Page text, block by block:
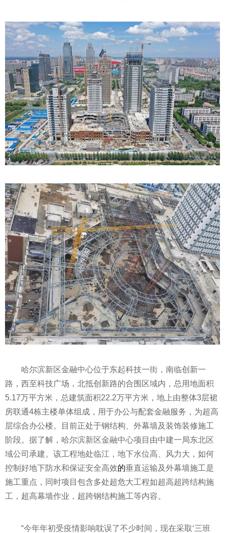
哈尔滨新区金融中心位于东起科技一街，南临创新一
路，西至科技广场，北抵创新路的合围区域内，总用地面积
5.17万平方米，总建筑面积22.2万平方米，地上由整体3层裙
房联通4栋主楼单体组成，用于办公与配套金融服务，为超高
层综合办公楼。目前正处于钢结构、外幕墙及装饰装修施工
阶段。据了解，哈尔滨新区金融中心项目由中建一局东北区
域公司承建。该工程地处临江，地下水位高、风力大，如何
控制好地下防水和保证安全高效的垂直运输及外幕墙施工是
施工重点，同时项目包含多处超危大工程如超高超跨结构施
工，超高幕墙作业，超跨钢结构施工等内容。
“今年年初受疫情影响耽误了不少时间，现在采取‘三班